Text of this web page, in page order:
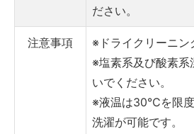
ださい。
注意事項
※ドライクリーニン
※塩素系及び酸素系
いでください。
※液温は30℃を限
洗濯が可能です。